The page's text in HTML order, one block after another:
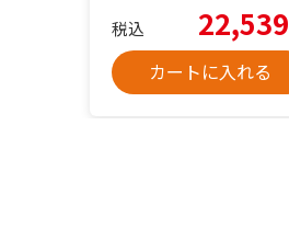
税込 22,539
カートに入れる